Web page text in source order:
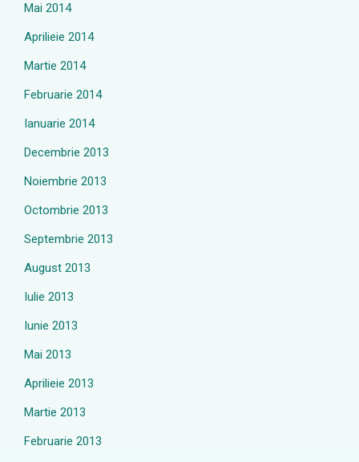
Mai 2014
Aprilieie 2014
Martie 2014
Februarie 2014
Ianuarie 2014
Decembrie 2013
Noiembrie 2013
Octombrie 2013
Septembrie 2013
August 2013
Iulie 2013
Iunie 2013
Mai 2013
Aprilieie 2013
Martie 2013
Februarie 2013